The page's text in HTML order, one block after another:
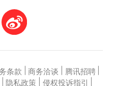
条款 商务洽谈 腾讯招聘
隐私政策 侵权投诉指引